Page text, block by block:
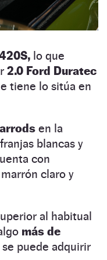
lo que
2.0 Ford Duratec
tiene lo sitúa en
en la
blancas y
con
claro y
al habitual
más de
puede adquirir